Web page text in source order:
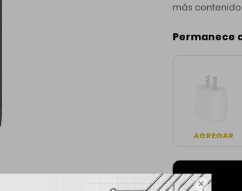

más contenido.
Permanece
AGREGAR